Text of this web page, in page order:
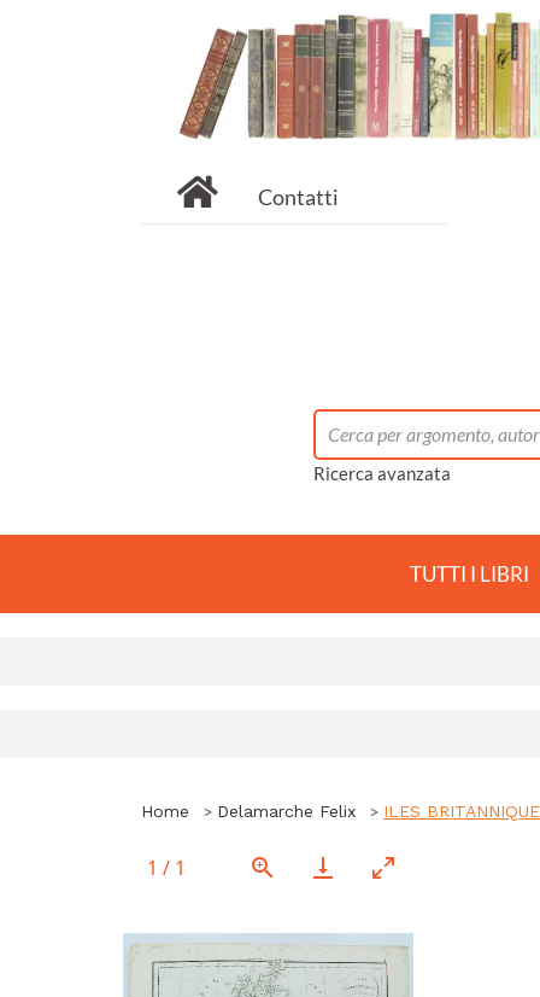
Contatti
Ricerca avanzata
TUTTI I LIBRI
Home Delamarche Felix ILES
1 / 1